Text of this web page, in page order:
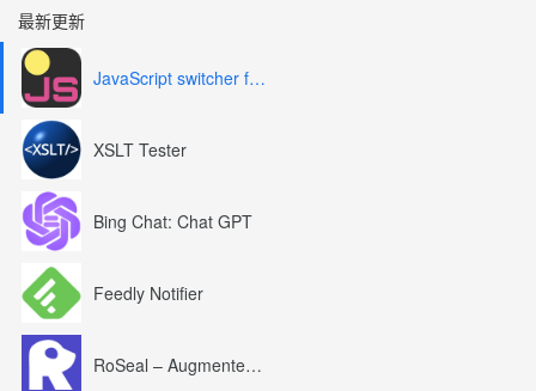
最新更新
JavaScript switcher for SEO and development
XSLT Tester
Bing Chat: Chat GPT
Feedly Notifier
RoSeal – Augmented Roblox Experience